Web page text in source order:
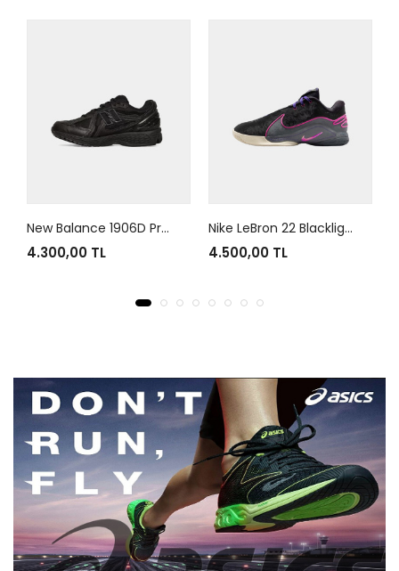
New Balance 1906D Protection Pack Black Leather
4.300,00 TL
Nike LeBron 22 Blacklight
4.500,00 TL